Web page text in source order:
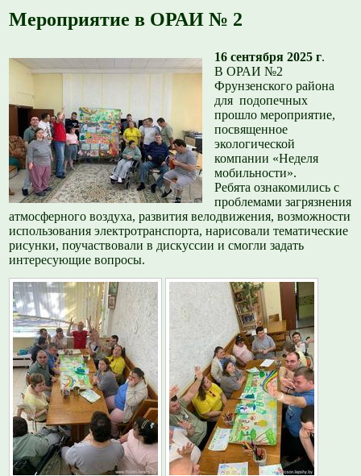
Мероприятие в ОРАИ № 2
16 сентября 2025 г.
В ОРАИ №2
Фрунзенского района
для подопечных
прошло мероприятие,
посвященное
экологической
компании «Неделя
мобильности».
Ребята ознакомились с
проблемами загрязнения
атмосферного воздуха, развития велодвижения, возможности
использования электротранспорта, нарисовали тематические
рисунки, поучаствовали в дискуссии и смогли задать
интересующие вопросы.